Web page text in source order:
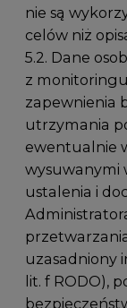
nie są
celów niż
5.2. Dane
z
zapewnienia
utrzymania
ewentualnie
wysuwanymi
ustalenia i
uzasadniony
lit. f RODO),